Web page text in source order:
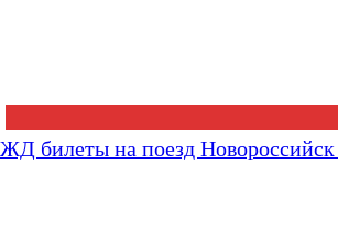
ЖД билеты на поезд